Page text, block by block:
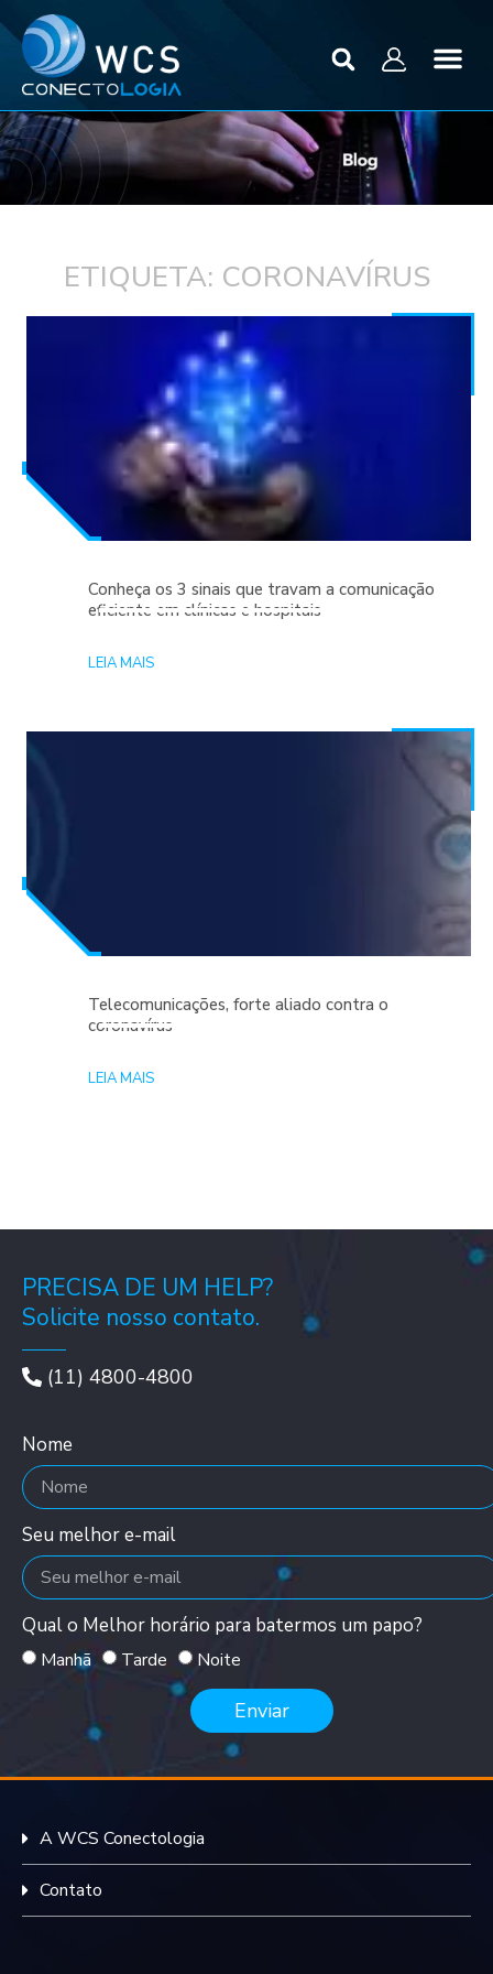
ETIQUETA: CORONAVÍRUS
Conheça os 3 sinais que travam a comunicação
eficiente em clínicas e hospitais
LEIA MAIS
Telecomunicações, forte aliado contra o
coronavírus
LEIA MAIS
PRECISA DE UM HELP?
Solicite nosso contato.
(11) 4800-4800
Nome
Seu melhor e-mail
Qual o Melhor horário para batermos um papo?
Manhã Tarde Noite
Enviar
A WCS Conectologia
Contato